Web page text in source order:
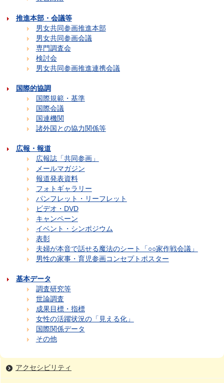
推進本部・会議等
男女共同参画推進本部
男女共同参画会議
専門調査会
検討会
男女共同参画推進連携会議
国際的協調
国際規範・基準
国際会議
国連機関
諸外国との協力関係等
広報・報道
広報誌「共同参画」
メールマガジン
報道発表資料
フォトギャラリー
パンフレット・リーフレット
ビデオ・DVD
キャンペーン
イベント・シンポジウム
表彰
夫婦が本音で話せる魔法のシート「○○家作戦会議」
男性の家事・育児参画コンセプトポスター
基本データ
調査研究等
世論調査
成果目標・指標
女性の活躍状況の「見える化」
国際関係データ
その他
アクセシビリティ